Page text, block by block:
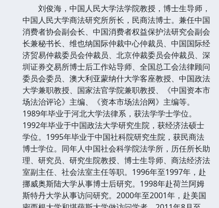
刘俊海，中国人民大学法学院教授，博士生导师，
中国人民大学商法研究所所长，民商法博士。兼任中国
消费者协会副会长、中国消费者权益保护法研究会副会
长兼秘书长、维也纳国际仲裁中心仲裁员、中国国际经
济贸易仲裁委员会仲裁员、北京仲裁委员会仲裁员、深
圳证券交易所博士后工作站导师、全国总工会法律顾问
委员会委员、澳大利亚蒙纳什大学客座教授、中国政法
大学兼职教授、国家法官学院兼职教授、《中国资本市
场法治评论》主编、《资本市场法治网》主编等。
1989年毕业于河北大学法律系，获法学学士学位。
1992年毕业于中国政法大学研究生院，获经济法硕士
学位。1995年毕业于中国社科院研究生院，获民商法
博士学位。同年人中国社会科学院法学所，历任所长助
理、研究员、研究生院教授、博士生导师、商法经济法
室副主任、社会法室主任等职。1996年至1997年，赴
挪威奥斯陆大学从事博士后研究。1998年赴荷兰阿姆
斯特丹大学从事访问研究。2000年至2001年，赴美国